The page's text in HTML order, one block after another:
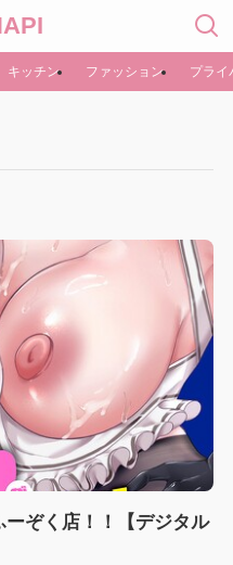
キッチン ファッション プライ
ぞく店！！【デジタル